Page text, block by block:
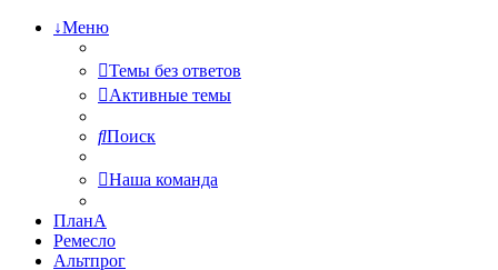
↓Меню
Темы без ответов
Активные темы
Поиск
Наша команда
ПланА
Ремесло
Альтпрог